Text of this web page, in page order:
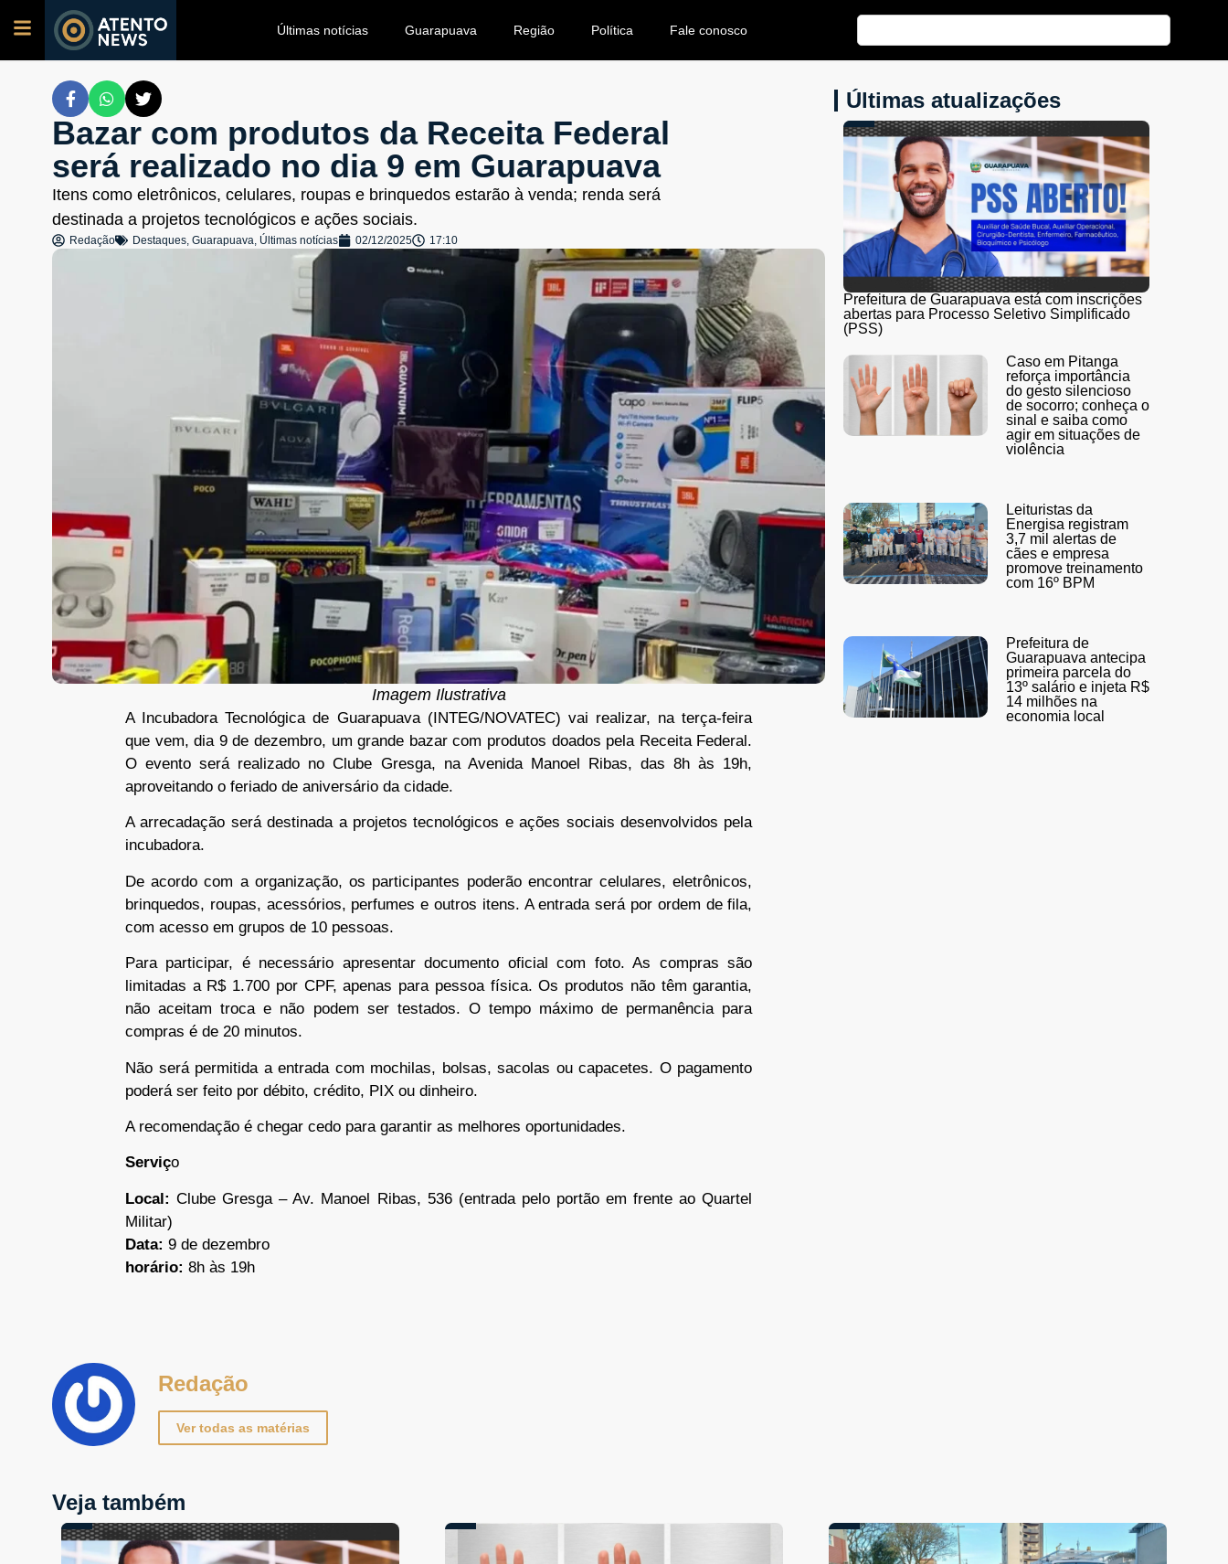
Últimas notícias Guarapuava Região Política Fale conosco
Bazar com produtos da Receita Federal
será realizado no dia 9 em Guarapuava
Itens como eletrônicos, celulares, roupas e brinquedos estarão à venda; renda será
destinada a projetos tecnológicos e ações sociais.
Redação Destaques, Guarapuava, Últimas notícias 02/12/2025 17:10
Imagem Ilustrativa
A Incubadora Tecnológica de Guarapuava (INTEG/NOVATEC) vai realizar, na terça-feira
que vem, dia 9 de dezembro, um grande bazar com produtos doados pela Receita Federal.
O evento será realizado no Clube Gresga, na Avenida Manoel Ribas, das 8h às 19h,
aproveitando o feriado de aniversário da cidade.
A arrecadação será destinada a projetos tecnológicos e ações sociais desenvolvidos pela
incubadora.
De acordo com a organização, os participantes poderão encontrar celulares, eletrônicos,
brinquedos, roupas, acessórios, perfumes e outros itens. A entrada será por ordem de fila,
com acesso em grupos de 10 pessoas.
Para participar, é necessário apresentar documento oficial com foto. As compras são
limitadas a R$ 1.700 por CPF, apenas para pessoa física. Os produtos não têm garantia,
não aceitam troca e não podem ser testados. O tempo máximo de permanência para
compras é de 20 minutos.
Não será permitida a entrada com mochilas, bolsas, sacolas ou capacetes. O pagamento
poderá ser feito por débito, crédito, PIX ou dinheiro.
A recomendação é chegar cedo para garantir as melhores oportunidades.
Serviço
Local:Clube Gresga – Av. Manoel Ribas, 536 (entrada pelo portão em frente ao Quartel
Militar)
Data: 9 de dezembro
horário: 8h às 19h
Últimas atualizações
Prefeitura de Guarapuava está com inscrições
abertas para Processo Seletivo Simplificado
(PSS)
Caso em Pitanga
reforça importância
do gesto silencioso
de socorro; conheça o
sinal e saiba como
agir em situações de
violência
Leituristas da
Energisa registram
3,7 mil alertas de
cães e empresa
promove treinamento
com 16º BPM
Prefeitura de
Guarapuava antecipa
primeira parcela do
13º salário e injeta R$
14 milhões na
economia local
Redação
Ver todas as matérias
Veja também